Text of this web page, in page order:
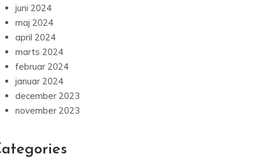
juni 2024
maj 2024
april 2024
marts 2024
februar 2024
januar 2024
december 2023
november 2023